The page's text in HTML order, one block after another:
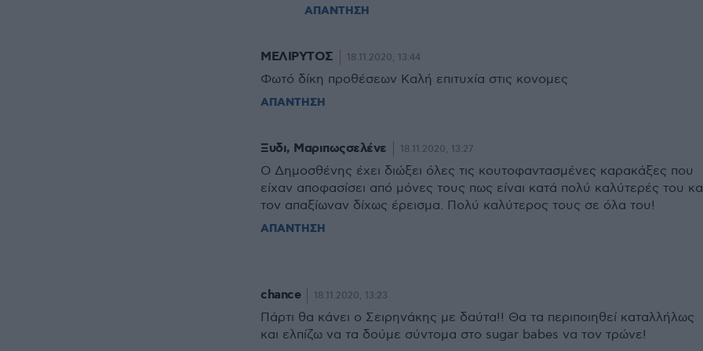
ΑΠΑΝΤΗΣΗ
ΜΕΛΙΡΥΤΟΣ 18.11.2020, 13:44
Φωτό δίκη προθέσεων Καλή επιτυχία στις κονομες
ΑΠΑΝΤΗΣΗ
Ξυδι, Μαριπωςσελένε 18.11.2020, 13:27
Ο Δημοσθένης έχει διώξει όλες τις κουτοφαντασμένες καρακάξες που
είχαν αποφασίσει από μόνες τους πως είναι κατά πολύ καλύτερές του
τον απαξίωναν δίχως έρεισμα. Πολύ καλύτερος τους σε όλα του!
ΑΠΑΝΤΗΣΗ
chance 18.11.2020, 13:23
Πάρτι θα κάνει ο Σειρηνάκης με δαύτα!! Θα τα περιποιηθεί καταλλήλως
και ελπίζω να τα δούμε σύντομα στο sugar babes να τον τρώνε!